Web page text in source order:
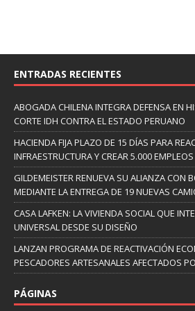
ENTRADAS RECIENTES
ABOGADA CHILENA INTEGRA DEFENSA EN
CORTE IDH CONTRA EL ESTADO PERUANO
HACIENDA FIJA PLAZO DE 15 DÍAS PARA
INFRAESTRUCTURA Y CREAR 5.000
GILDEMEISTER RENUEVA SU ALIANZA CON
MEDIANTE LA ENTREGA DE 19 NUEVAS
CASA LAFKEN: LA VIVIENDA SOCIAL QUE
UNIVERSAL DESDE SU DISEÑO
LANZAN PROGRAMA DE REACTIVACIÓN
PESCADORES ARTESANALES AFECTADOS
PÁGINAS